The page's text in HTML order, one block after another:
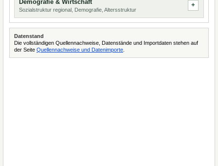
Demografie & Wirtschaft
Sozialstruktur regional, Demografie, Altersstruktur
Datenstand
Die vollständigen Quellennachweise, Datenstände und Importdaten stehen auf
der Seite Quellennachweise und Datenimporte